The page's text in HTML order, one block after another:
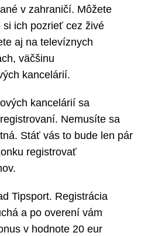
v zahraničí. Môžete
ich pozrieť cez živé
aj na televíznych
väčšinu
kancelárií.
kancelárií sa
Nemusíte sa
Stáť vás to bude len pár
registrovať
Tipsport. Registrácia
a po overení vám
v hodnote 20 eur